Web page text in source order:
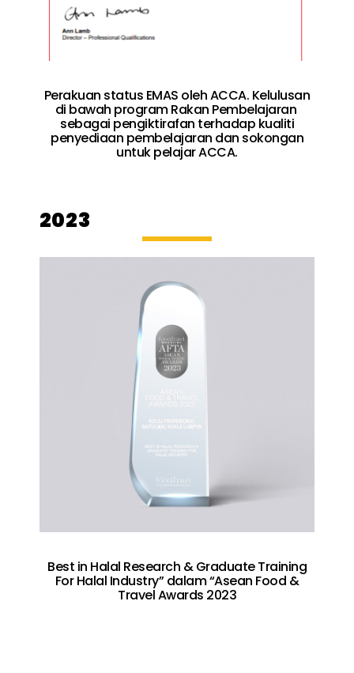
Perakuan status EMAS oleh ACCA. Kelulusan
di bawah program Rakan Pembelajaran
sebagai pengiktirafan terhadap kualiti
penyediaan pembelajaran dan sokongan
untuk pelajar ACCA.
2023
Best in Halal Research & Graduate Training
For Halal Industry” dalam “Asean Food &
Travel Awards 2023